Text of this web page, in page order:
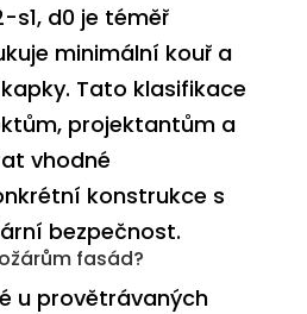
s1, d0 je téměř
minimální kouř a
Tato klasifikace
projektantům a
vhodné
konstrukce s
bezpečnost.
fasád?
u provětrávaných